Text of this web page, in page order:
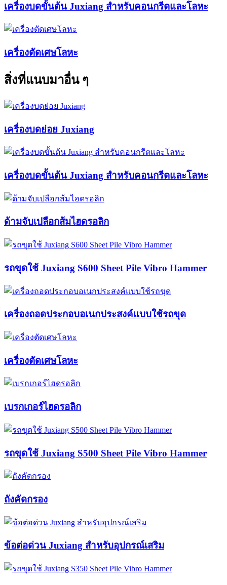
เครื่องบดขั้นต้น Juxiang สำหรับคอนกรีตและโลหะ
เครื่องตัดเศษโลหะ
สิ่งที่แนบมาอื่น ๆ
เครื่องบดย่อย Juxiang
เครื่องบดขั้นต้น Juxiang สำหรับคอนกรีตและโลหะ
ด้ามจับเปลือกส้มไฮดรอลิก
รถขุดใช้ Juxiang S600 Sheet Pile Vibro Hammer
เครื่องถอดประกอบอเนกประสงค์แบบใช้รถขุด
เครื่องตัดเศษโลหะ
เบรกเกอร์ไฮดรอลิก
รถขุดใช้ Juxiang S500 Sheet Pile Vibro Hammer
ถังคัดกรอง
ข้อต่อด่วน Juxiang สำหรับอุปกรณ์เสริม